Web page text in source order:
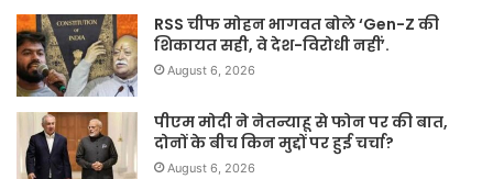
RSS चीफ मोहन भागवत बोले ‘Gen-Z की
शिकायत सही, वे देश-विरोधी नहीं’.
August 6, 2026
पीएम मोदी ने नेतन्याहू से फोन पर की बात,
दोनों के बीच किन मुद्दों पर हुई चर्चा?
August 6, 2026